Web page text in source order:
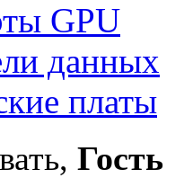
GPU
данных
платы
Гость